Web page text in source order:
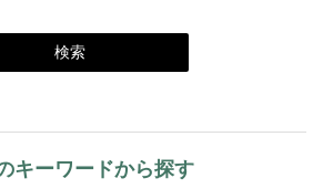
キーワードから探す